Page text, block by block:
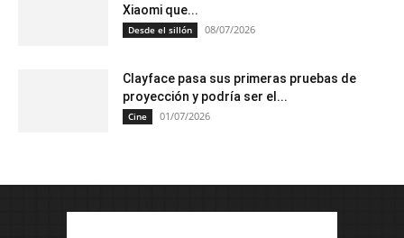
Xiaomi que...
Desde el sillón 08/07/2026
Clayface pasa sus primeras pruebas de
proyección y podría ser el...
Cine 01/07/2026